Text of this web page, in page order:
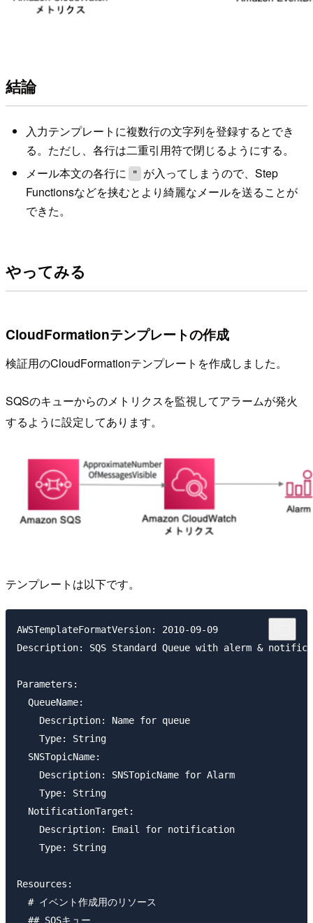
結論
入力テンプレートに複数行の文字列を登録するとでき
る。ただし、各行は二重引用符で閉じるようにする。
メール本文の各行に
"
が入ってしまうので、Step
Functionsなどを挟むとより綺麗なメールを送ることが
できた。
やってみる
CloudFormationテンプレートの作成
検証用のCloudFormationテンプレートを作成しました。
SQSのキューからのメトリクスを監視してアラームが発火
するように設定してあります。
テンプレートは以下です。
AWSTemplateFormatVersion: 2010-09-09
Description: SQS Standard Queue with alerm &
Parameters:
  QueueName:
    Description: Name for queue
    Type: String
  SNSTopicName:
    Description: SNSTopicName for Alarm
    Type: String
  NotificationTarget:
    Description: Email for notification
    Type: String
Resources:
  # イベント作成用のリソース
  ## SQSキュー